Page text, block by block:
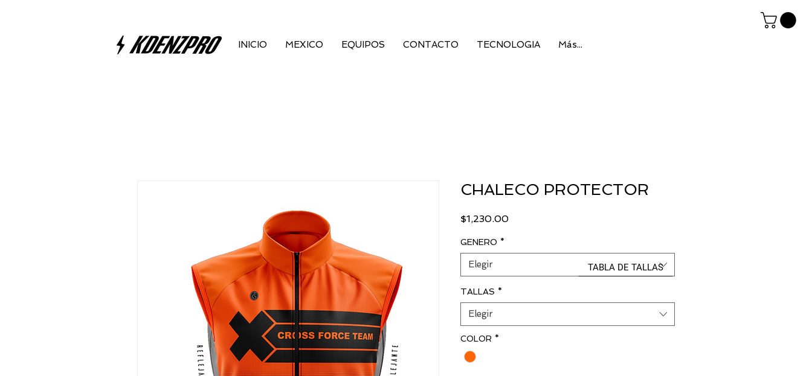
CHALECO PROTECTOR
$1,230.00Precio
GENERO *
Elegir
TALLAS *
Elegir
COLOR *
TABLA DE TALLAS
INICIO MEXICO EQUIPOS CONTACTO TECNOLOGIA Más...